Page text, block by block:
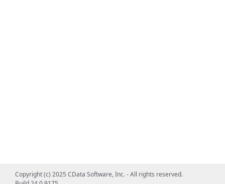
Copyright (c) 2025 CData Software, Inc. - All rights reserved.